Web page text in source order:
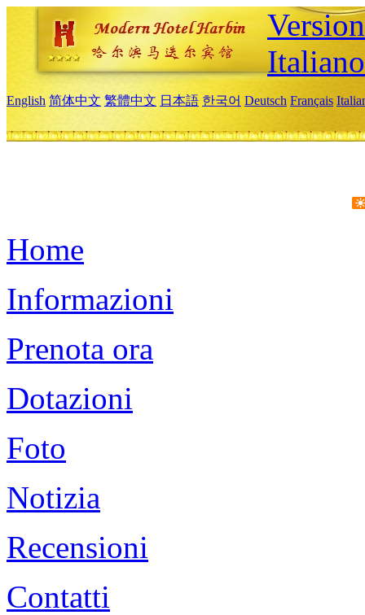
Italiano
English 简体中文 繁體中文 日本語 한국어 Deutsch Français
Home
Informazioni
Prenota ora
Dotazioni
Foto
Notizia
Recensioni
Contatti